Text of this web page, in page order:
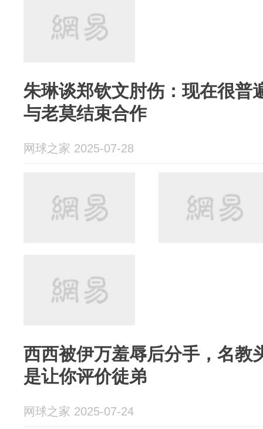
朱琳谈郑钦文肘伤：现在很普
与老莫结束合作
网球之家 2025-07-28
西西被伊万羞辱后分手，名教
是让你评价徒弟
网球之家 2025-07-24